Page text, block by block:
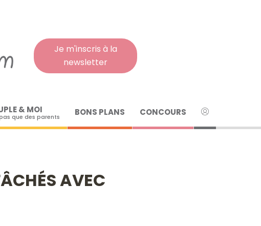
Je m'inscris à la
newsletter
& MOI
que des parents BONS PLANS CONCOURS
AVEC